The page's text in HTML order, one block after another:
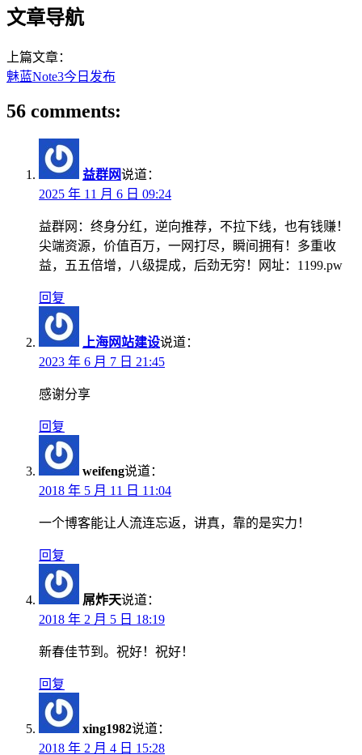
文章导航
上篇文章：
魅蓝Note3今日发布
56 comments:
益群网说道：
2025 年 11 月 6 日 09:24
益群网：终身分红，逆向推荐，不拉下线，也有钱赚！
尖端资源，价值百万，一网打尽，瞬间拥有！多重收
益，五五倍增，八级提成，后劲无穷！网址：1199.pw
回复
上海网站建设说道：
2023 年 6 月 7 日 21:45
感谢分享
回复
weifeng说道：
2018 年 5 月 11 日 11:04
一个博客能让人流连忘返，讲真，靠的是实力！
回复
屌炸天说道：
2018 年 2 月 5 日 18:19
新春佳节到。祝好！祝好！
回复
xing1982说道：
2018 年 2 月 4 日 15:28